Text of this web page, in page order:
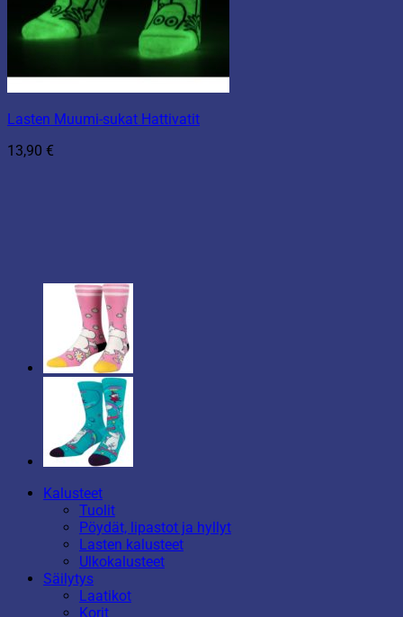
Lasten Muumi-sukat Hattivatit
13,90 €
Kalusteet
Tuolit
Pöydät, lipastot ja hyllyt
Lasten kalusteet
Ulkokalusteet
Säilytys
Laatikot
Korit